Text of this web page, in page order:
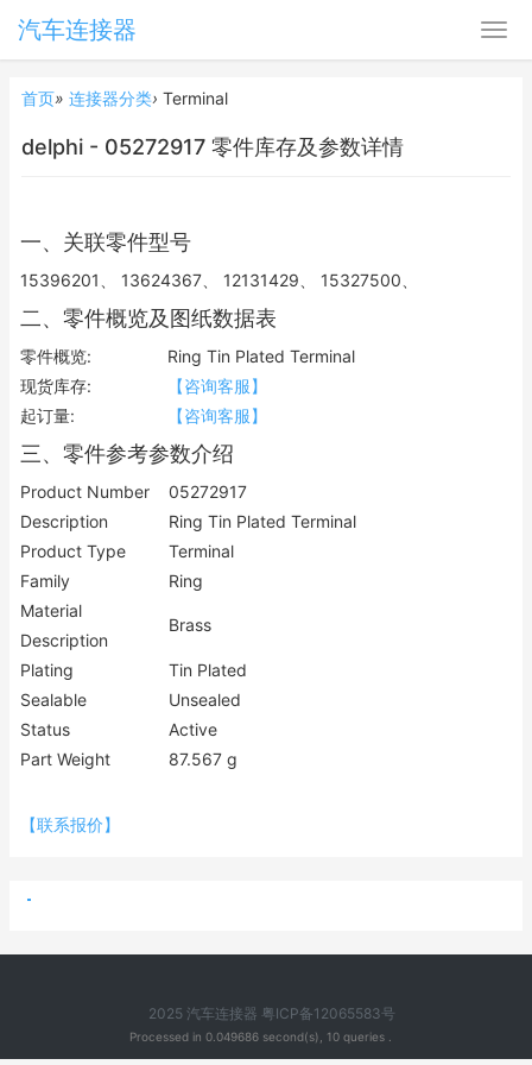
汽车连接器
首页» 连接器分类› Terminal
delphi - 05272917 零件库存及参数详情
一、关联零件型号
15396201、 13624367、 12131429、 15327500、
二、零件概览及图纸数据表
零件概览:
Ring Tin Plated Terminal
现货库存:
【咨询客服】
起订量:
【咨询客服】
三、零件参考参数介绍
Product Number
05272917
Description
Ring Tin Plated Terminal
Product Type
Terminal
Family
Ring
Material
Description
Brass
Plating
Tin Plated
Sealable
Unsealed
Status
Active
Part Weight
87.567 g
【联系报价】
2025 汽车连接器 粤ICP备12065583号
Processed in 0.049686 second(s), 10 queries .